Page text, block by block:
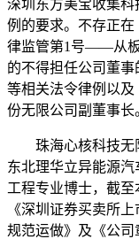
深圳东方美宝收集
例的要求。不存正
律监管第1号——从
的不得担任公司董事
等相关法令律例以
份无限公司副董事长
珠海心核科技无限
东北理华立异能源
工程专业博士，截至
《深圳证券买卖所
规范运做》及《公